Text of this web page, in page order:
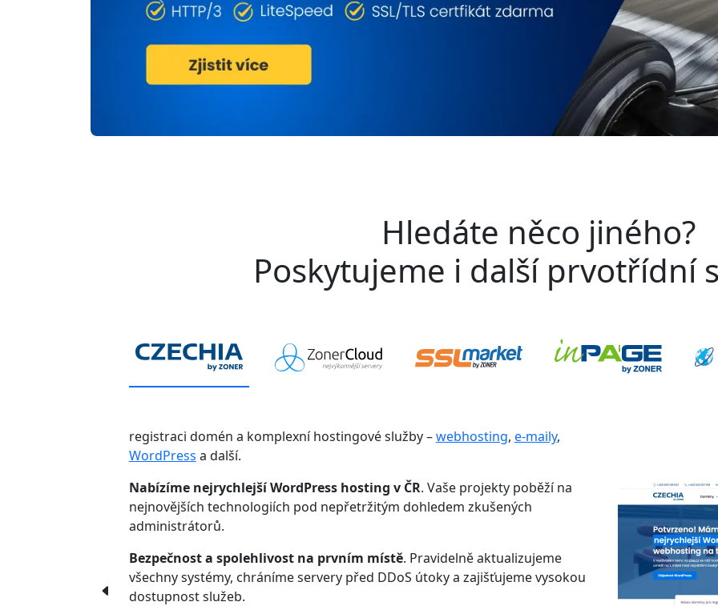
Hledáte něco jiného?
Poskytujeme i další prvotřídní
registraci domén a komplexní hostingové služby –webhosting, e-maily,
WordPress a další.
Nabízíme nejrychlejší WordPress hosting v ČR. Vaše projekty poběží na
nejnovějších technologiích pod nepřetržitým dohledem zkušených
administrátorů.
Bezpečnost a spolehlivost na prvním místě. Pravidelně aktualizujeme
všechny systémy, chráníme servery před DDoS útoky a zajišťujeme vysokou
dostupnost služeb.